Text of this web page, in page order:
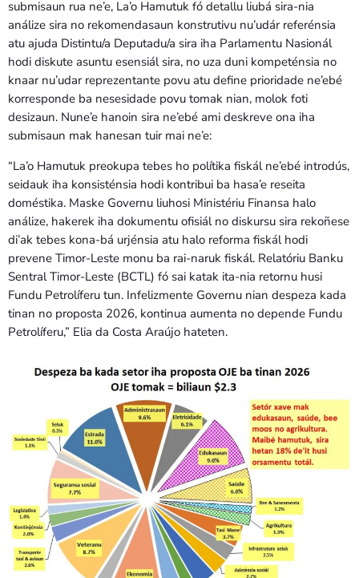
submisaun rua ne’e, La’o Hamutuk fó detallu liubá sira-nia
análize sira no rekomendasaun konstrutivu nu’udár referénsia
atu ajuda Distintu/a Deputadu/a sira iha Parlamentu Nasionál
hodi diskute asuntu esensiál sira, no uza duni kompeténsia no
knaar nu’udar reprezentante povu atu define prioridade ne’ebé
korresponde ba nesesidade povu tomak nian, molok foti
desizaun. Nune’e hanoin sira ne’ebé ami deskreve ona iha
submisaun mak hanesan tuir mai ne’e:
“La’o Hamutuk preokupa tebes ho polítika fiskál ne’ebé introdús,
seidauk iha konsisténsia hodi kontribui ba hasa’e reseita
doméstika. Maske Governu liuhosi Ministériu Finansa halo
análize, hakerek iha dokumentu ofisiál no diskursu sira rekoñese
di’ak tebes kona-bá urjénsia atu halo reforma fiskál hodi
prevene Timor-Leste monu ba rai-naruk fiskál. Relatóriu Banku
Sentral Timor-Leste (BCTL) fó sai katak ita-nia retornu husi
Fundu Petrolíferu tun. Infelizmente Governu nian despeza kada
tinan no proposta 2026, kontinua aumenta no depende Fundu
Petrolíferu,” Elia da Costa Araújo hateten.